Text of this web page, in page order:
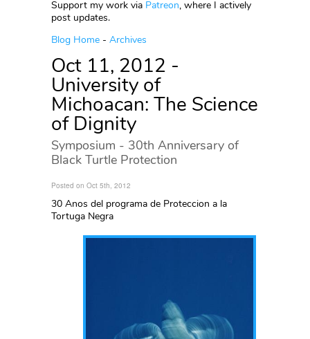
Support my work via Patreon, where I actively
post updates.
Blog Home - Archives
Oct 11, 2012 -
University of
Michoacan: The Science
of Dignity
Symposium - 30th Anniversary of
Black Turtle Protection
Posted on Oct 5th, 2012
30 Anos del programa de Proteccion a la
Tortuga Negra